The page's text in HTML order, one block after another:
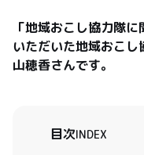
「地域おこし協力隊
いただいた地域おこ
山穂香さんです。
目次INDEX